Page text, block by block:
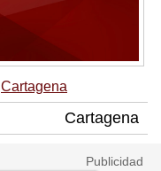
Cartagena
Cartagena